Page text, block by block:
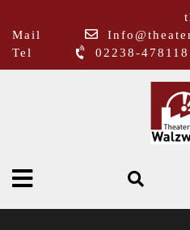
Mail
Tel
02238-